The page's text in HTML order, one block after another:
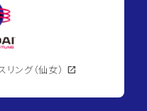
ング（仙女） open_in_new